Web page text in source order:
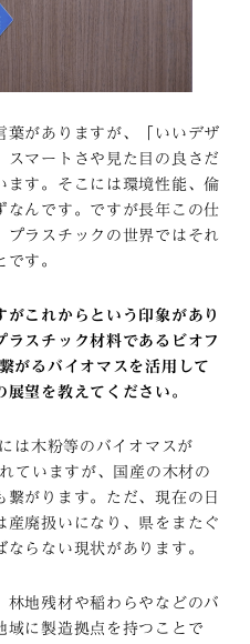
葉がありますが、「いいデザ
スマートさや見た目の良さだ
ます。そこには環境性能、倫
なんです。ですが長年この仕
ラスチックの世界ではそれ
す。
これからという印象があり
ラスチック材料であるビオフ
がるバイオマスを活用して
望を教えてください。
は木粉等のバイオマスが
ていますが、国産の木材の
繋がります。ただ、現在の日
産廃扱いになり、県をまたぐ
らない現状があります。
林地残材や稲わらやなどのバ
域に製造拠点を持つことで